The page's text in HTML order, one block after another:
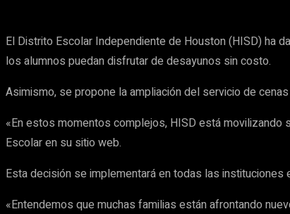
El Distrito Escolar Independiente de Houston (HISD) ha
los alumnos puedan disfrutar de desayunos sin costo.
Asimismo, se propone la ampliación del servicio de
«En estos momentos complejos, HISD está
Escolar en su sitio web.
Esta decisión se implementará en todas las
«Entendemos que muchas familias están afrontando